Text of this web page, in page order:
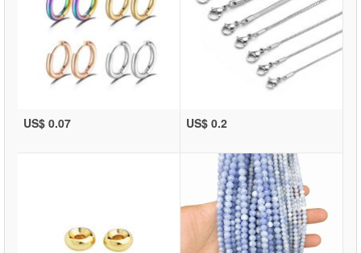
US$ 0.07 US$ 0.2